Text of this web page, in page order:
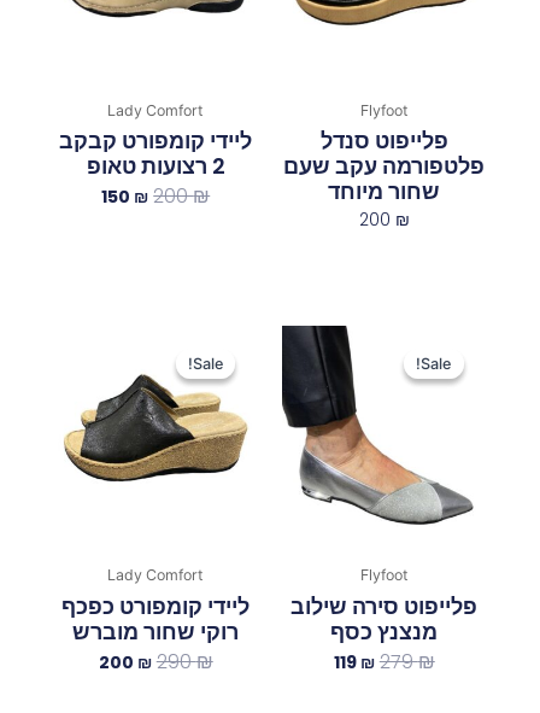
Flyfoot
פלייפוט סנדל
פלטפורמה עקב שעם
שחור מיוחד
200 ₪
Lady Comfort
ליידי קומפורט קבקב
2 רצועות טאופ
200₪
150 ₪
Sale!
Sale!
Flyfoot
פלייפוט סירה שילוב
מנצנץ כסף
279₪
המחיר
המקורי
היה:
279 ₪.
119 ₪
המחיר
הנוכחי
הוא:
119 ₪.
Sale!
Sale!
Lady Comfort
ליידי קומפורט כפכף
רוקי שחור מוברש
290₪
היה:
290 ₪.
200 ₪
200 ₪.